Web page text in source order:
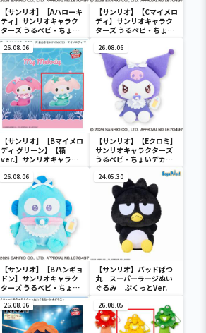
【サンリオ】【Aハローキ
ティ】サンリオキャラク
ターズ うるベビ・ちょい
デカドール
【サンリオ】【Cマイメロ
ディ】サンリオキャラク
ターズ うるベビ・ちょい
26.08.06
【サンリオ】【Bマイメロ
ディ グリーン】【箱
ver.】サンリオキャラク
SOFVIMATES～マイメロ
ディ マーメイドver. ～
26.08.06
【サンリオ】【Eクロミ】
サンリオキャラクターズ
うるベビ・ちょいデカド
26.08.06
【サンリオ】【Bハンギョ
ドン】サンリオキャラク
ターズ うるベビ・ちょい
デカドール
24.05.30
【サンリオ】バッドばつ
丸 スーパーラージぬい
ぐるみ ぷくっとVer.
26.08.06 26.08.05